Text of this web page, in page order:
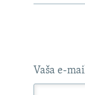
Vaša e-